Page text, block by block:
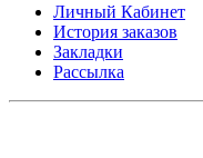
Личный Кабинет
История заказов
Закладки
Рассылка